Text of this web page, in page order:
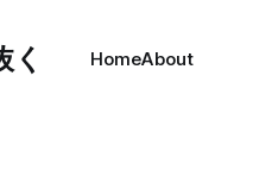
く HomeAbout